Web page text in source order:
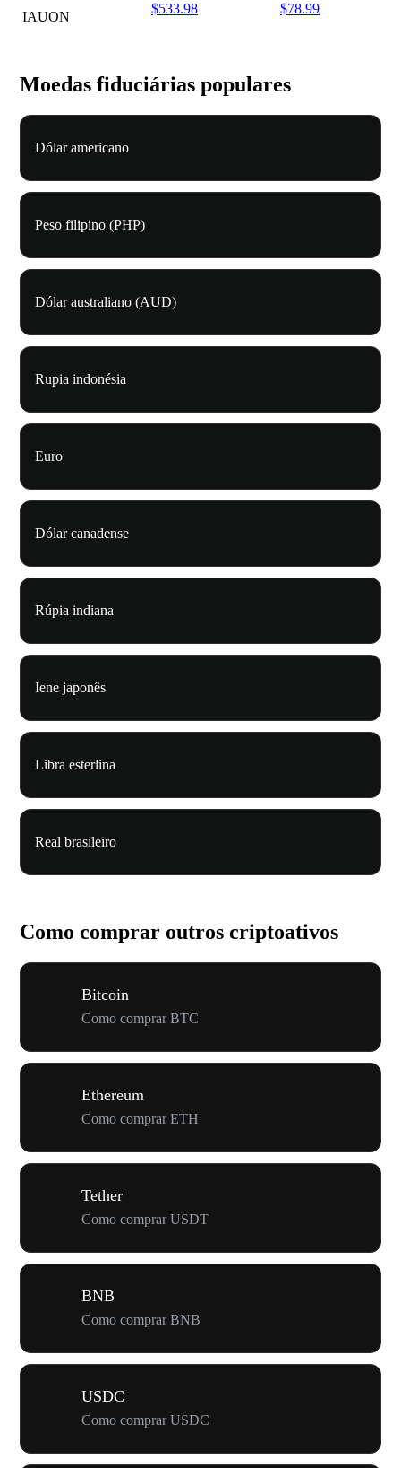
IAUON
$533.98 $78.99
Moedas fiduciárias populares
Dólar americano
Peso filipino (PHP)
Dólar australiano (AUD)
Rupia indonésia
Euro
Dólar canadense
Rúpia indiana
Iene japonês
Libra esterlina
Real brasileiro
Como comprar outros criptoativos
Bitcoin
Como comprar BTC
Ethereum
Como comprar ETH
Tether
Como comprar USDT
BNB
Como comprar BNB
USDC
Como comprar USDC